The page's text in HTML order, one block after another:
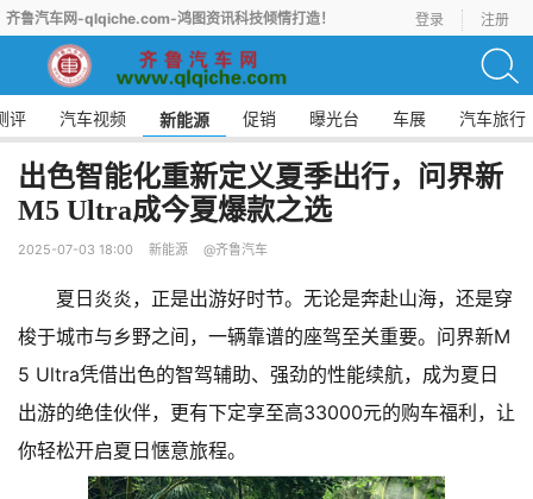
齐鲁汽车网-qlqiche.com-鸿图资讯科技倾情打造！ 登录 注册
评 汽车视频 新能源 促销 曝光台 车展 汽车旅行
出色智能化重新定义夏季出行，问界新
M5 Ultra成今夏爆款之选
2025-07-03 18:00 新能源 @齐鲁汽车
夏日炎炎，正是出游好时节。无论是奔赴山海，还是穿
梭于城市与乡野之间，一辆靠谱的座驾至关重要。问界新M
5 Ultra凭借出色的智驾辅助、强劲的性能续航，成为夏日
出游的绝佳伙伴，更有下定享至高33000元的购车福利，让
你轻松开启夏日惬意旅程。